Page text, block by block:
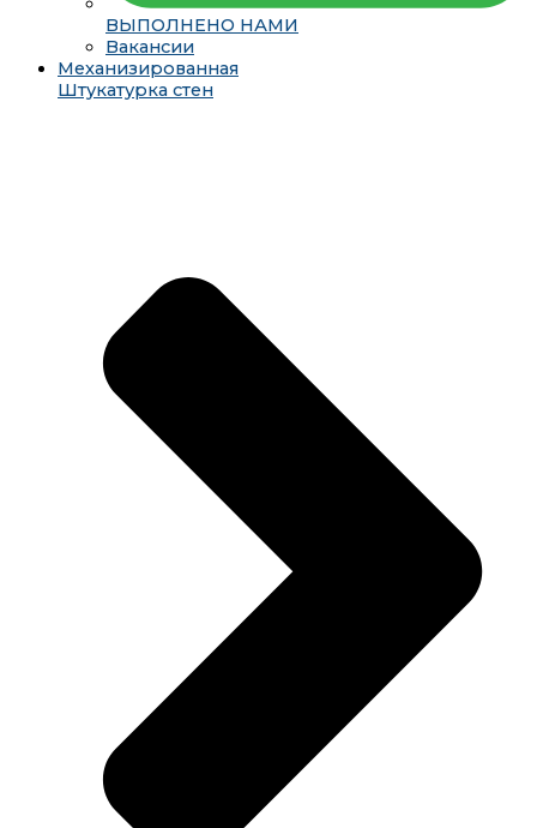
ВЫПОЛНЕНО НАМИ
Вакансии
Механизированная
Штукатурка стен